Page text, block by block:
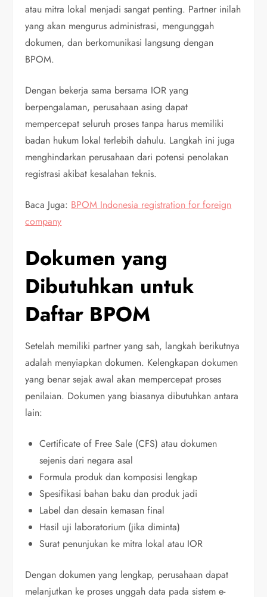
atau mitra lokal menjadi sangat penting. Partner inilah
yang akan mengurus administrasi, mengunggah
dokumen, dan berkomunikasi langsung dengan
BPOM.
Dengan bekerja sama bersama IOR yang
berpengalaman, perusahaan asing dapat
mempercepat seluruh proses tanpa harus memiliki
badan hukum lokal terlebih dahulu. Langkah ini juga
menghindarkan perusahaan dari potensi penolakan
registrasi akibat kesalahan teknis.
Baca Juga: BPOM Indonesia registration for foreign
company
Dokumen yang
Dibutuhkan untuk
Daftar BPOM
Setelah memiliki partner yang sah, langkah berikutnya
adalah menyiapkan dokumen. Kelengkapan dokumen
yang benar sejak awal akan mempercepat proses
penilaian. Dokumen yang biasanya dibutuhkan antara
lain:
Certificate of Free Sale (CFS) atau dokumen
sejenis dari negara asal
Formula produk dan komposisi lengkap
Spesifikasi bahan baku dan produk jadi
Label dan desain kemasan final
Hasil uji laboratorium (jika diminta)
Surat penunjukan ke mitra lokal atau IOR
Dengan dokumen yang lengkap, perusahaan dapat
melanjutkan ke proses unggah data pada sistem e-